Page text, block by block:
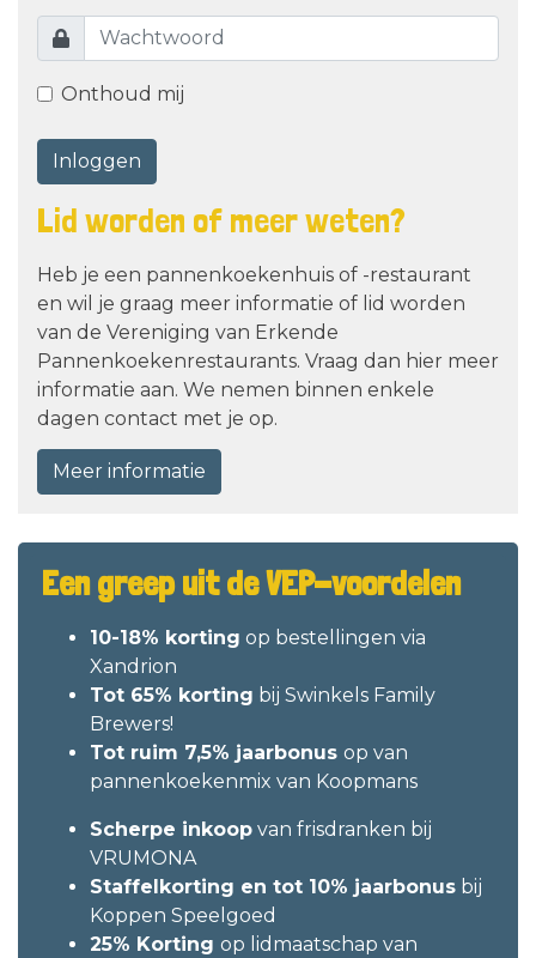
Onthoud mij
Inloggen
Lid worden of meer weten?
Heb je een pannenkoekenhuis of -restaurant
en wil je graag meer informatie of lid worden
van de Vereniging van Erkende
Pannenkoekenrestaurants. Vraag dan hier meer
informatie aan. We nemen binnen enkele
dagen contact met je op.
Meer informatie
Een greep uit de VEP-voordelen
10-18% korting op bestellingen via
Xandrion
Tot 65% korting bij Swinkels Family
Brewers!
Tot ruim 7,5% jaarbonus op van
pannenkoekenmix van Koopmans
Scherpe inkoop van frisdranken bij
VRUMONA
Staffelkorting en tot 10% jaarbonus bij
Koppen Speelgoed
25% Korting op lidmaatschap van